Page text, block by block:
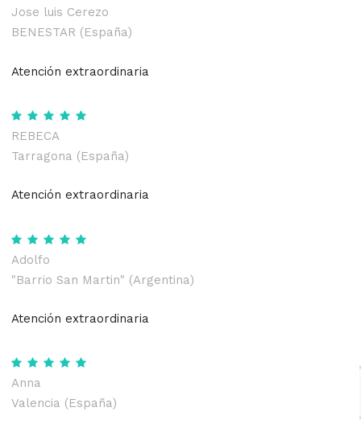
Jose luis Cerezo
BENESTAR (España)
Atención extraordinaria
REBECA
Tarragona (España)
Atención extraordinaria
Adolfo
"Barrio San Martin" (Argentina)
Atención extraordinaria
Anna
Valencia (España)